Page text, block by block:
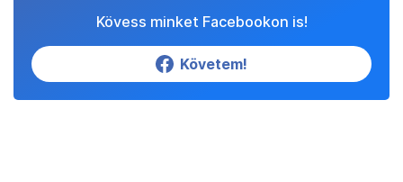
Kövess minket Facebookon is!
Követem!